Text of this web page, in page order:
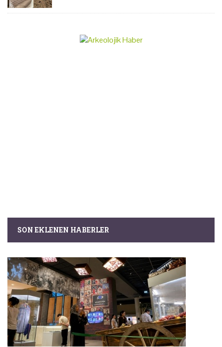
SON EKLENEN HABERLER